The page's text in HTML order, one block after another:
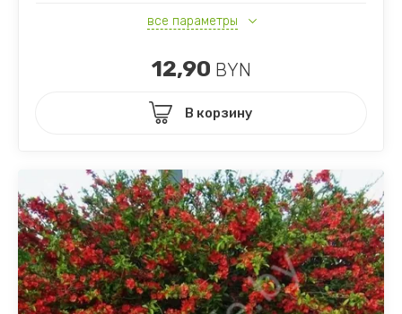
все параметры
12,90 BYN
В корзину